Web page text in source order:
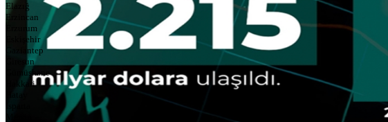
Elazığ
Erzincan
Erzurum
Eskişehir
Gaziantep
Giresun
Gümüşhane
Hakkari